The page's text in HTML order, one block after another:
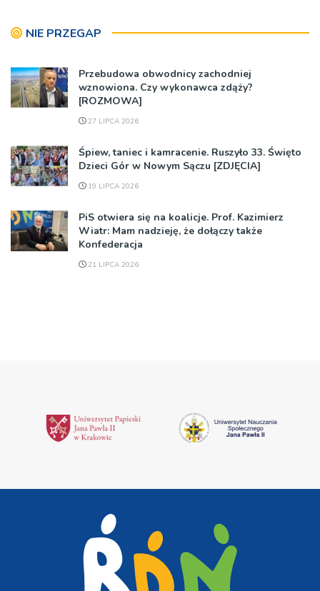
NIE PRZEGAP
Przebudowa obwodnicy zachodniej
wznowiona. Czy wykonawca zdąży?
[ROZMOWA]
27 LIPCA 2026
Śpiew, taniec i kamracenie. Ruszyło 33. Święto
Dzieci Gór w Nowym Sączu [ZDJĘCIA]
19 LIPCA 2026
PiS otwiera się na koalicje. Prof. Kazimierz
Wiatr: Mam nadzieję, że dołączy także
Konfederacja
21 LIPCA 2026